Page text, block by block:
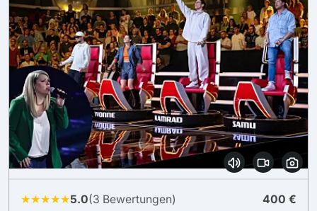
★★★★★5.0(3 Bewertungen) 400 €